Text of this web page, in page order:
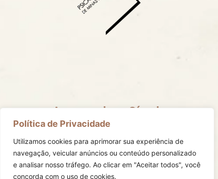
Política de Privacidade
Utilizamos cookies para aprimorar sua experiência de
navegação, veicular anúncios ou conteúdo personalizado
e analisar nosso tráfego. Ao clicar em "Aceitar todos", você
concorda com o uso de cookies.
Acompanhe o Círculo
Mantenha-se informado com todas as nossas redes